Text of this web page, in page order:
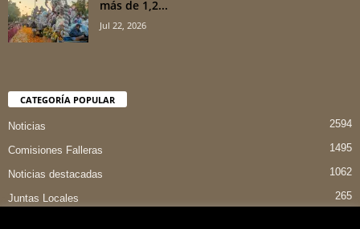
más de 1,2...
Jul 22, 2026
CATEGORÍA POPULAR
Noticias 2594
Comisiones Falleras 1495
Noticias destacadas 1062
Juntas Locales 265